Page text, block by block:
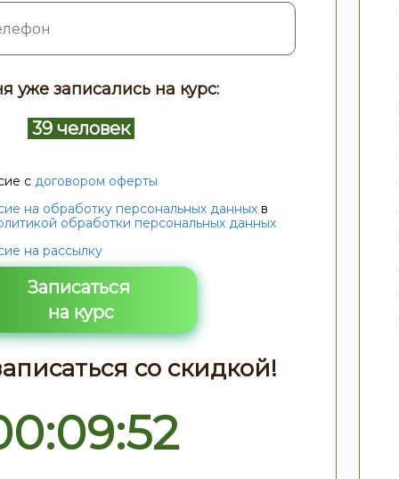
уже записались на курс:
39 человек
с договором оферты
на обработку персональных данных в
обработки персональных данных
на рассылку
Записаться
на курс
со скидкой!